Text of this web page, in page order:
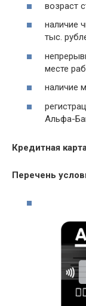
возраст
наличие
тыс.
месте
наличие
Альфа-
Кредитная
Перечень